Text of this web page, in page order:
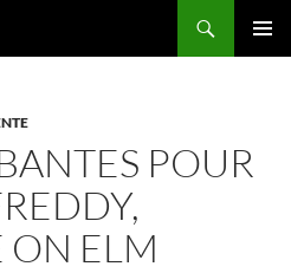
POUR
ELM